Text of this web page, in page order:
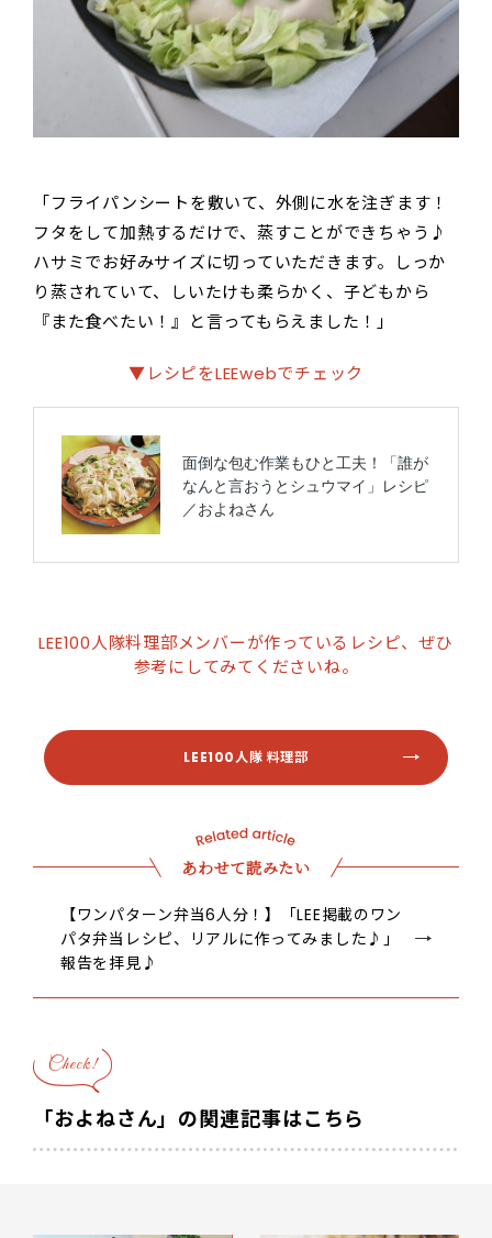
「フライパンシートを敷いて、外側に水を注ぎます！
フタをして加熱するだけで、蒸すことができちゃう♪
ハサミでお好みサイズに切っていただきます。しっか
り蒸されていて、しいたけも柔らかく、子どもから
『また食べたい！』と言ってもらえました！」
▼レシピをLEEwebでチェック
LEE100人隊料理部メンバーが作っているレシピ、ぜひ
参考にしてみてくださいね。
LEE100人隊 料理部
あわせて読みたい
【ワンパターン弁当6人分！】「LEE掲載のワン
パタ弁当レシピ、リアルに作ってみました♪」
報告を拝見♪
Check!
「およねさん」の関連記事はこちら